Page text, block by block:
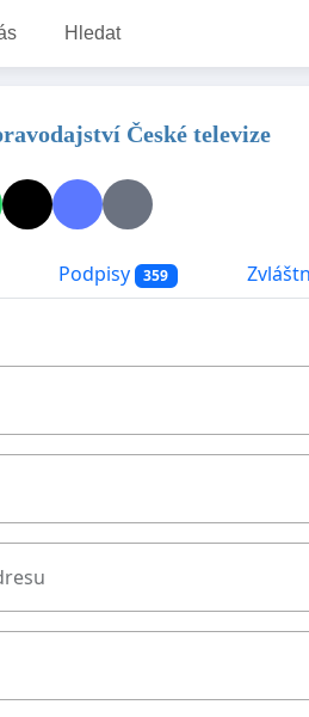
Hledat
České televize
Podpisy 359